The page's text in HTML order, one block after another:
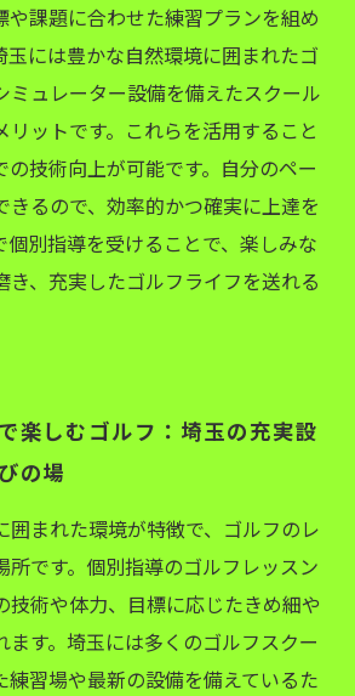
や課題に合わせた練習プランを組め
玉には豊かな自然環境に囲まれたゴ
ミュレーター設備を備えたスクール
ットです。これらを活用すること
の技術向上が可能です。自分のペー
きるので、効率的かつ確実に上達を
個別指導を受けることで、楽しみな
き、充実したゴルフライフを送れる
楽しむゴルフ：埼玉の充実設
の場
囲まれた環境が特徴で、ゴルフのレ
所です。個別指導のゴルフレッスン
技術や体力、目標に応じたきめ細や
ます。埼玉には多くのゴルフスクー
練習場や最新の設備を備えているた